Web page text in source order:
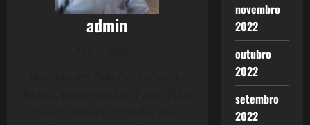
admin
novembro
2022
outubro
2022
setembro
2022